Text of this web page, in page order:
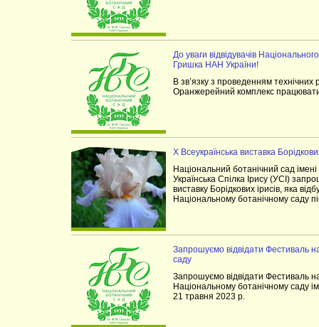
До уваги відвідувачів
Гришка НАН України!
В зв’язку з проведенням технічних
Оранжерейний комплекс
X Всеукраїнська виставка
Національний ботанічний сад
Українська Cпілка Ірису (УСІ)
виставку Борідкових ірисів, яка
Національному ботанічному саду
Запрошуємо відвідати Фестиваль
саду
Запрошуємо відвідати Фестиваль
Національному ботанічному саду
21 травня 2023 р.